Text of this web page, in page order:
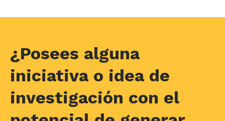
¿Posees alguna
iniciativa o idea de
investigación con el